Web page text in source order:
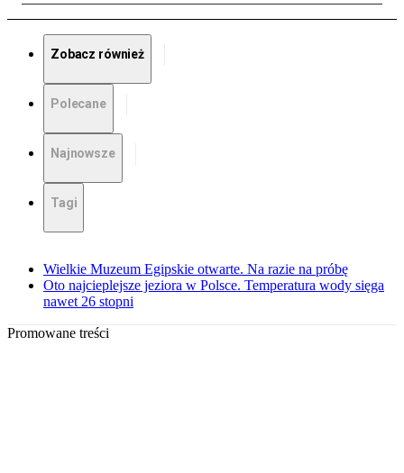
Zobacz również
Polecane
Najnowsze
Tagi
Wielkie Muzeum Egipskie otwarte. Na razie na próbę
Oto najcieplejsze jeziora w Polsce. Temperatura wody sięga
nawet 26 stopni
Promowane treści